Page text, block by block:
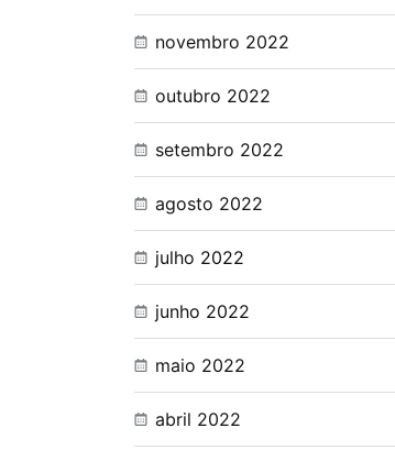
novembro 2022
outubro 2022
setembro 2022
agosto 2022
julho 2022
junho 2022
maio 2022
abril 2022